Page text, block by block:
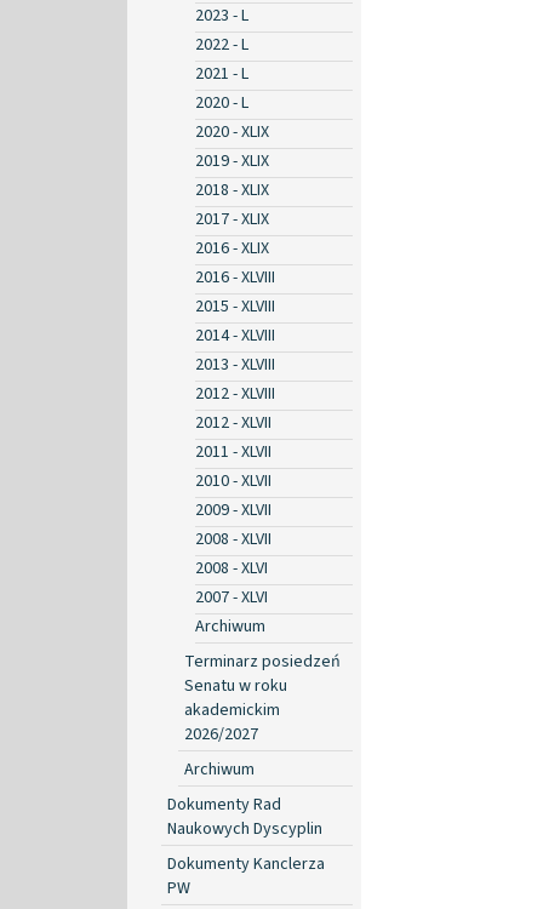
2023 - L
2022 - L
2021 - L
2020 - L
2020 - XLIX
2019 - XLIX
2018 - XLIX
2017 - XLIX
2016 - XLIX
2016 - XLVIII
2015 - XLVIII
2014 - XLVIII
2013 - XLVIII
2012 - XLVIII
2012 - XLVII
2011 - XLVII
2010 - XLVII
2009 - XLVII
2008 - XLVII
2008 - XLVI
2007 - XLVI
Archiwum
Terminarz posiedzeń
Senatu w roku
akademickim
2026/2027
Archiwum
Dokumenty Rad
Naukowych Dyscyplin
Dokumenty Kanclerza
PW